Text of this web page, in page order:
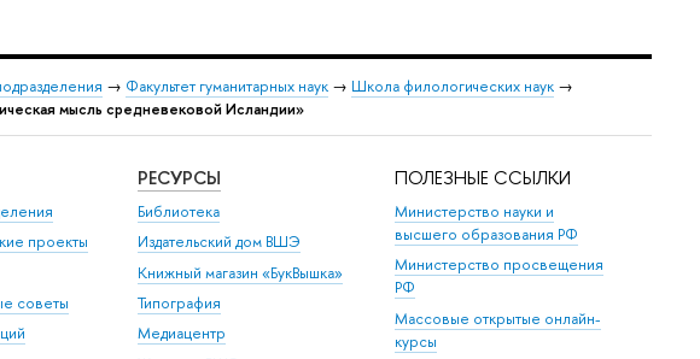
→ Факультет гуманитарных наук → Школа филологических наук →
мысль средневековой Исландии»
проекты
советы
РЕСУРСЫ
Библиотека
Издательский дом ВШЭ
Книжный магазин «БукВышка»
Типография
Медиацентр
ПОЛЕЗНЫЕ ССЫЛКИ
Министерство науки и
высшего образования РФ
Министерство просвещения
РФ
Массовые открытые онлайн-
курсы